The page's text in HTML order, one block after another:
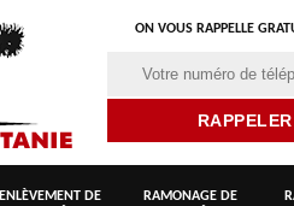
ON VOUS RAPPELLE
ENLÈVEMENT DE
RAMONAGE DE